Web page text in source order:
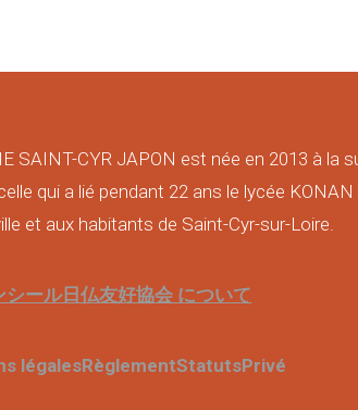
SAINT-CYR JAPON est née en 2013 à la
qui a lié pendant 22 ans le lycée KONAN
et aux habitants de Saint-Cyr-sur-Loire.
シール日仏友好協会 について
légalesRèglementStatutsPrivé